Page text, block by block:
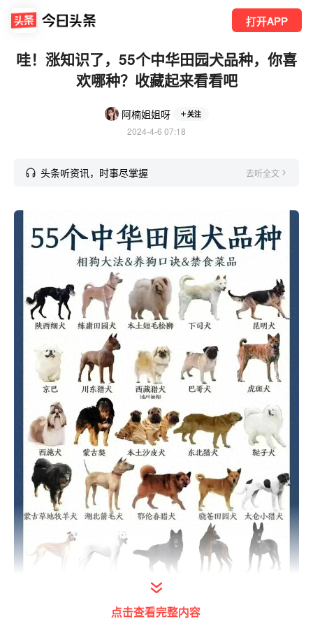
打开APP
哇！涨知识了，55个中华田园犬品种，你喜
欢哪种？收藏起来看看吧
阿楠姐姐呀 关注
2024-4-6 07:18
头条听资讯，时事尽掌握 去听全文
点击查看完整内容